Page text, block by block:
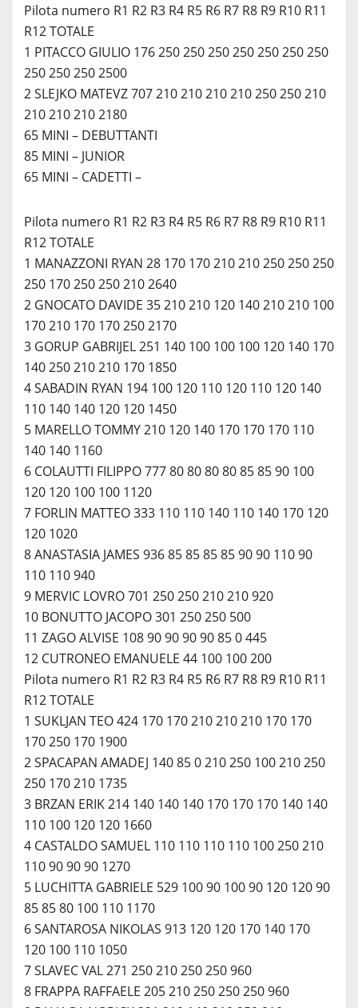
Pilota numero R1 R2 R3 R4 R5 R6 R7 R8 R9 R10 R11
R12 TOTALE
1 PITACCO GIULIO 176 250 250 250 250 250 250 250
250 250 250 2500
2 SLEJKO MATEVZ 707 210 210 210 210 250 250 210
210 210 210 2180
65 MINI – DEBUTTANTI
85 MINI – JUNIOR
65 MINI – CADETTI –
Pilota numero R1 R2 R3 R4 R5 R6 R7 R8 R9 R10 R11
R12 TOTALE
1 MANAZZONI RYAN 28 170 170 210 210 250 250 250
250 170 250 250 210 2640
2 GNOCATO DAVIDE 35 210 210 120 140 210 210 100
170 210 170 170 250 2170
3 GORUP GABRIJEL 251 140 100 100 100 120 140 170
140 250 210 210 170 1850
4 SABADIN RYAN 194 100 120 110 120 110 120 140
110 140 140 120 120 1450
5 MARELLO TOMMY 210 120 140 170 170 170 110
140 140 1160
6 COLAUTTI FILIPPO 777 80 80 80 80 85 85 90 100
120 120 100 100 1120
7 FORLIN MATTEO 333 110 110 140 110 140 170 120
120 1020
8 ANASTASIA JAMES 936 85 85 85 85 90 90 110 90
110 110 940
9 MERVIC LOVRO 701 250 250 210 210 920
10 BONUTTO JACOPO 301 250 250 500
11 ZAGO ALVISE 108 90 90 90 90 85 0 445
12 CUTRONEO EMANUELE 44 100 100 200
Pilota numero R1 R2 R3 R4 R5 R6 R7 R8 R9 R10 R11
R12 TOTALE
1 SUKLJAN TEO 424 170 170 210 210 210 170 170
170 250 170 1900
2 SPACAPAN AMADEJ 140 85 0 210 250 100 210 250
250 170 210 1735
3 BRZAN ERIK 214 140 140 140 170 170 170 140 140
110 100 120 120 1660
4 CASTALDO SAMUEL 110 110 110 110 100 250 210
110 90 90 90 1270
5 LUCHITTA GABRIELE 529 100 90 100 90 120 120 90
85 85 80 100 110 1170
6 SANTAROSA NIKOLAS 913 120 120 170 140 170
120 100 110 1050
7 SLAVEC VAL 271 250 210 250 250 960
8 FRAPPA RAFFAELE 205 210 250 250 250 960